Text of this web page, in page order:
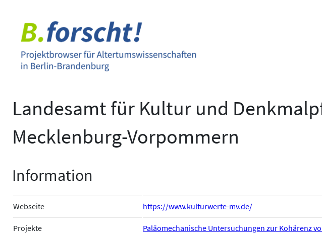
springen
Landesamt für Kultur und
Mecklenburg-Vorpommern
Information
Webseite https://www.kulturwerte-mv.de/
Projekte
Paläomechanische Untersuchungen zur Kohärenz